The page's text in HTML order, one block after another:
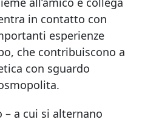
in contatto con
esperienze
che contribuiscono a
con sguardo
a cui si alternano